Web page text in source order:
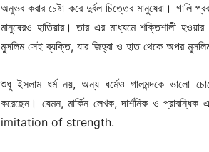
অনুভব করার চেষ্টা করে দুর্বল চিত্তের মানুষেরা। গালি
মানুষেরও হাতিয়ার। তার এর মাধ্যমে শক্তিশালী
মুসলিম সেই ব্যক্তি, যার জিহ্বা ও হাত থেকে অপর
শুধু ইসলাম ধর্ম নয়, অন্য ধর্মেও গালমন্দকে ভালো
করেছেন। যেমন, মার্কিন লেখক, দার্শনিক ও
imitation of strength.